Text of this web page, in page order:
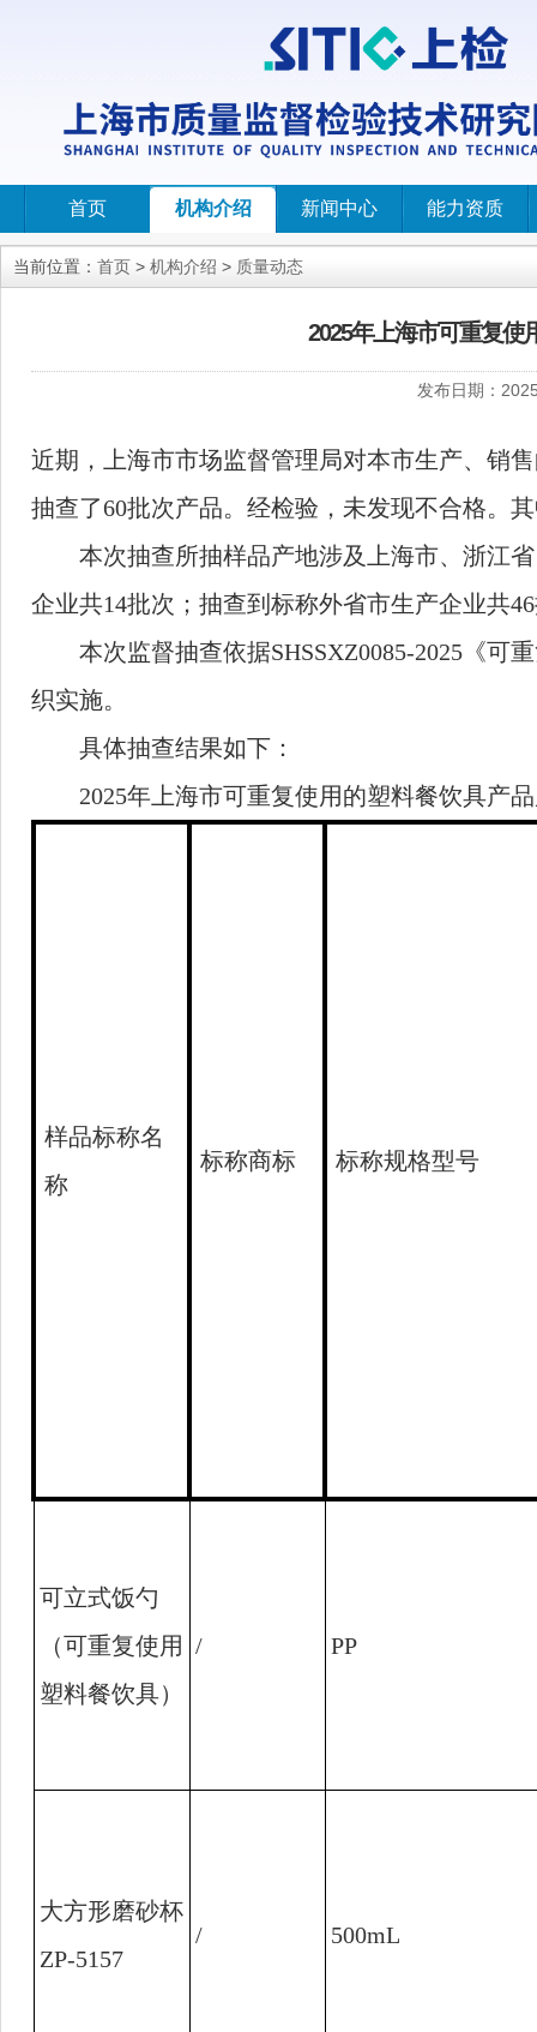
首页 机构介绍 新闻中心 能力资质
当前位置： 首页 > 机构介绍 > 质量动态
2025年上海市可重复使
发布日期：
近期，上海市市场监督管理局对本市生产、销
抽查了60批次产品。经检验，未发现不合格。
本次抽查所抽样品产地涉及上海市、浙江
企业共14批次；抽查到标称外省市生产企业共46
本次监督抽查依据SHSSXZ0085-2025 《可
织实施。
具体抽查结果如下：
2025年上海市可重复使用的塑料餐饮具产
样品标称名
称
标称商标 标称规格型号
可立式饭勺
（可重复使用
塑料餐饮具）
/ PP
大方形磨砂杯
ZP-5157
/ 500mL